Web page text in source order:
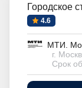
Городское
4.6
МТИ.
г.
Срок